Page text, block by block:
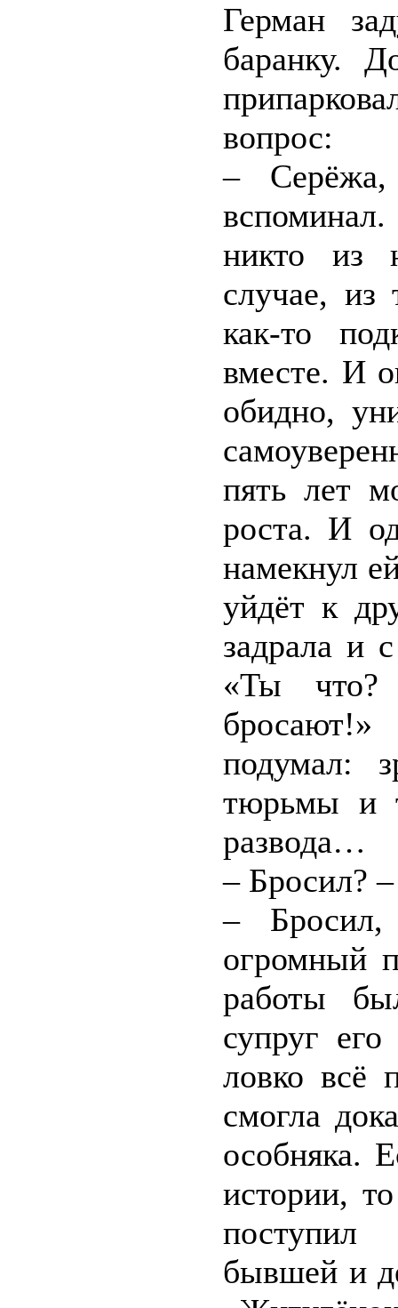
Герман
баранку.
вопрос:
– Серёжа,
никто из
случае,
как-то
вместе. И
обидно,
пять лет
роста. И
намекнул
уйдёт к
задрала и
«Ты
подумал:
тюрьмы и
развода…
– Бросил?
–
огромный
работы
супруг
ловко всё
смогла
особняка.
истории,
бывшей и